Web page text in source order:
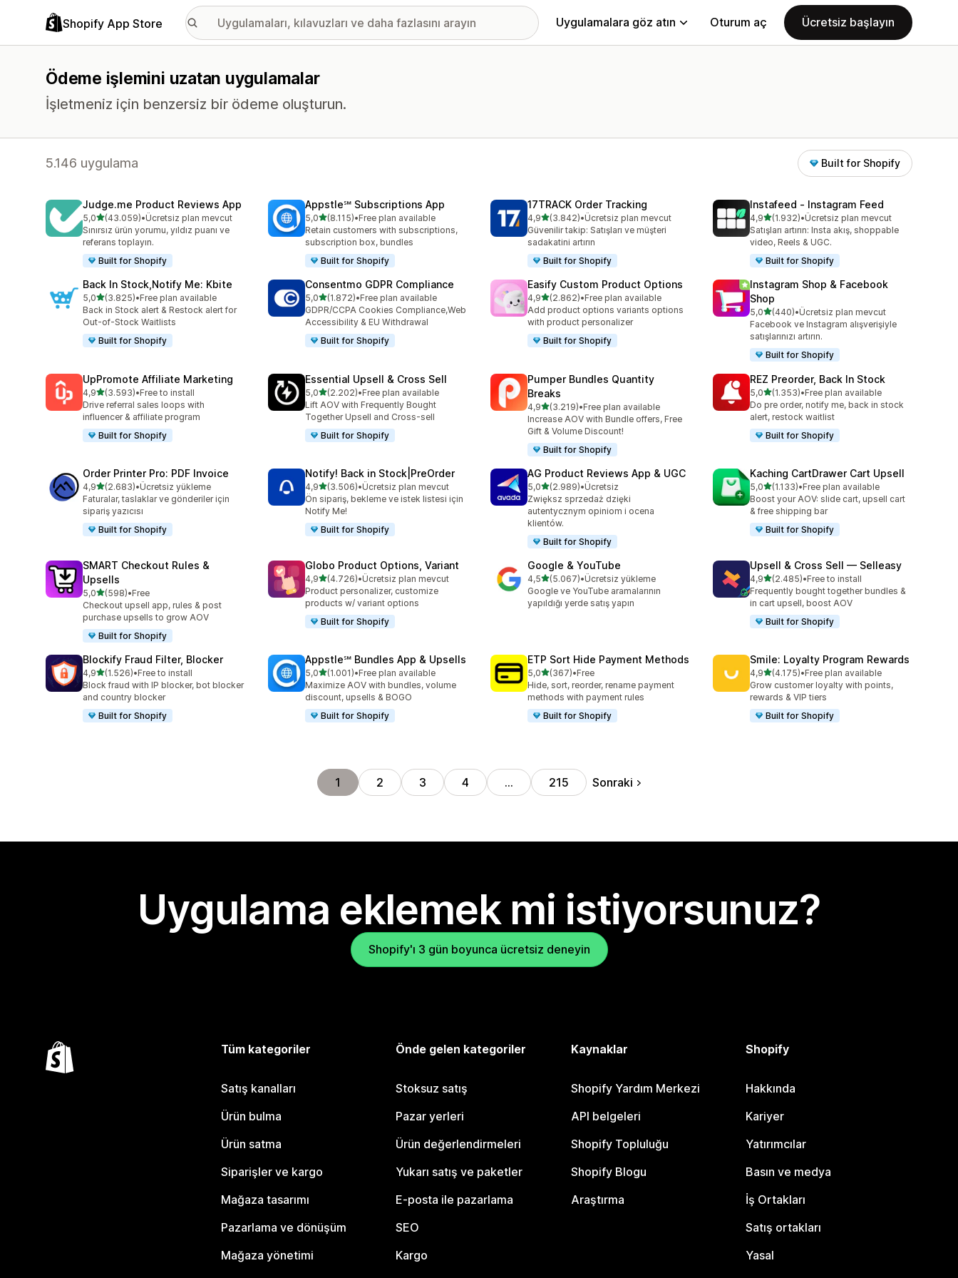
Shopify App Store Uygulamalara göz atın Oturum aç Ücretsiz başlayın
Ödeme işlemini uzatan uygulamalar
İşletmeniz için benzersiz bir ödeme oluşturun.
5.146 uygulama Built for Shopify
Judge.me Product Reviews App
5,05 yıldız üzerinden
(43.059)
toplam 43059 değerlendirme
•Ücretsiz plan mevcut
Sınırsız ürün yorumu, yıldız puanı ve
referans toplayın.
Built for Shopify
Appstle℠ Subscriptions App
5,05 yıldız üzerinden
(8.115)
toplam 8115 değerlendirme
•Free plan available
Retain customers with subscriptions,
subscription box, bundles
Built for Shopify
17TRACK Order Tracking
4,95 yıldız üzerinden
(3.842)
toplam 3842 değerlendirme
•Ücretsiz plan mevcut
Güvenilir takip: Satışları ve müşteri
sadakatini artırın
Built for Shopify
Instafeed ‑ Instagram Feed
4,95 yıldız üzerinden
(1.932)
toplam 1932 değerlendirme
•Ücretsiz plan mevcut
Satışları artırın: Insta akış, shoppable
video, Reels & UGC.
Built for Shopify
Back In Stock,Notify Me: Kbite
5,05 yıldız üzerinden
(3.825)
toplam 3825 değerlendirme
•Free plan available
Back in Stock alert & Restock alert for
Out-of-Stock Waitlists
Built for Shopify
Consentmo GDPR Compliance
5,05 yıldız üzerinden
(1.872)
toplam 1872 değerlendirme
•Free plan available
GDPR/CCPA Cookies Compliance,Web
Accessibility & EU Withdrawal
Built for Shopify
Easify Custom Product Options
4,95 yıldız üzerinden
(2.862)
toplam 2862 değerlendirme
•Free plan available
Add product options variants options
with product personalizer
Built for Shopify
Instagram Shop & Facebook
Shop
5,05 yıldız üzerinden
(440)
toplam 440 değerlendirme
•Ücretsiz plan mevcut
Facebook ve Instagram alışverişiyle
satışlarınızı artırın.
Built for Shopify
UpPromote Affiliate Marketing
4,95 yıldız üzerinden
(3.593)
toplam 3593 değerlendirme
•Free to install
Drive referral sales loops with
influencer & affiliate program
Built for Shopify
Essential Upsell & Cross Sell
5,05 yıldız üzerinden
(2.202)
toplam 2202 değerlendirme
•Free plan available
Lift AOV with Frequently Bought
Together Upsell and Cross-sell
Built for Shopify
Pumper Bundles Quantity
Breaks
4,95 yıldız üzerinden
(3.219)
toplam 3219 değerlendirme
•Free plan available
Increase AOV with Bundle offers, Free
Gift & Volume Discount!
Built for Shopify
REZ Preorder, Back In Stock
5,05 yıldız üzerinden
(1.353)
toplam 1353 değerlendirme
•Free plan available
Do pre order, notify me, back in stock
alert, restock waitlist
Built for Shopify
Order Printer Pro: PDF Invoice
4,95 yıldız üzerinden
(2.683)
toplam 2683 değerlendirme
•Ücretsiz yükleme
Faturalar, taslaklar ve gönderiler için
sipariş yazıcısı
Built for Shopify
Notify! Back in Stock|PreOrder
4,95 yıldız üzerinden
(3.506)
toplam 3506 değerlendirme
•Ücretsiz plan mevcut
Ön sipariş, bekleme ve istek listesi için
Notify Me!
Built for Shopify
AG Product Reviews App & UGC
5,05 yıldız üzerinden
(2.989)
toplam 2989 değerlendirme
•Ücretsiz
Zwiększ sprzedaż dzięki
autentycznym opiniom i ocena
klientów.
Built for Shopify
Kaching CartDrawer Cart Upsell
5,05 yıldız üzerinden
(1.133)
toplam 1133 değerlendirme
•Free plan available
Boost your AOV: slide cart, upsell cart
& free shipping bar
Built for Shopify
SMART Checkout Rules &
Upsells
5,05 yıldız üzerinden
(598)
toplam 598 değerlendirme
•Free
Checkout upsell app, rules & post
purchase upsells to grow AOV
Built for Shopify
Globo Product Options, Variant
4,95 yıldız üzerinden
(4.726)
toplam 4726 değerlendirme
•Ücretsiz plan mevcut
Product personalizer, customize
products w/ variant options
Built for Shopify
Google & YouTube
4,55 yıldız üzerinden
(5.067)
toplam 5067 değerlendirme
•Ücretsiz yükleme
Google ve YouTube aramalarının
yapıldığı yerde satış yapın
Upsell & Cross Sell — Selleasy
4,95 yıldız üzerinden
(2.485)
toplam 2485 değerlendirme
•Free to install
Frequently bought together bundles &
in cart upsell, boost AOV
Built for Shopify
Blockify Fraud Filter, Blocker
4,95 yıldız üzerinden
(1.526)
toplam 1526 değerlendirme
•Free to install
Block fraud with IP blocker, bot blocker
and country blocker
Built for Shopify
Appstle℠ Bundles App & Upsells
5,05 yıldız üzerinden
(1.001)
toplam 1001 değerlendirme
•Free plan available
Maximize AOV with bundles, volume
discount, upsells & BOGO
Built for Shopify
ETP Sort Hide Payment Methods
5,05 yıldız üzerinden
(367)
toplam 367 değerlendirme
•Free
Hide, sort, reorder, rename payment
methods with payment rules
Built for Shopify
Smile: Loyalty Program Rewards
4,95 yıldız üzerinden
(4.175)
toplam 4175 değerlendirme
•Free plan available
Grow customer loyalty with points,
rewards & VIP tiers
Built for Shopify
1 2 3 4 … 215 Sonraki
Uygulama eklemek mi istiyorsunuz?
Shopify'ı 3 gün boyunca ücretsiz deneyin
Tüm kategoriler
Satış kanalları
Ürün bulma
Ürün satma
Siparişler ve kargo
Mağaza tasarımı
Pazarlama ve dönüşüm
Mağaza yönetimi
Önde gelen kategoriler
Stoksuz satış
Pazar yerleri
Ürün değerlendirmeleri
Yukarı satış ve paketler
E-posta ile pazarlama
SEO
Kargo
Kaynaklar
Shopify Yardım Merkezi
API belgeleri
Shopify Topluluğu
Shopify Blogu
Araştırma
Shopify
Hakkında
Kariyer
Yatırımcılar
Basın ve medya
İş Ortakları
Satış ortakları
Yasal